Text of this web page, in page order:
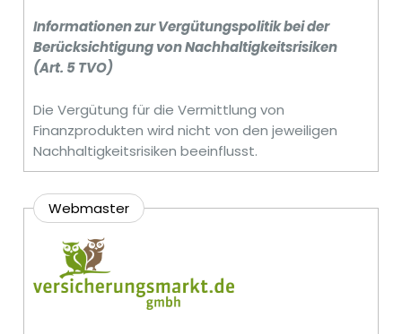
Informationen zur Vergütungspolitik bei der
Berücksichtigung von Nachhaltigkeitsrisiken
(Art. 5 TVO)
Die Vergütung für die Vermittlung von
Finanzprodukten wird nicht von den jeweiligen
Nachhaltigkeitsrisiken beeinflusst.
Webmaster